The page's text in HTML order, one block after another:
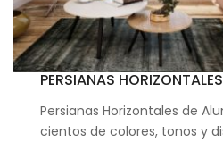
PERSIANAS HORIZONTALES
Persianas Horizontales de
cientos de colores, tonos y